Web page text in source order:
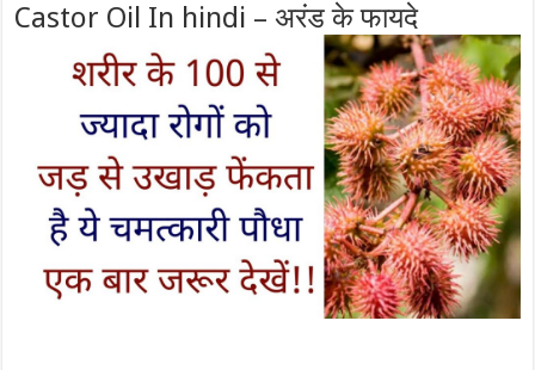
Castor Oil In hindi – अरंड के फायदे